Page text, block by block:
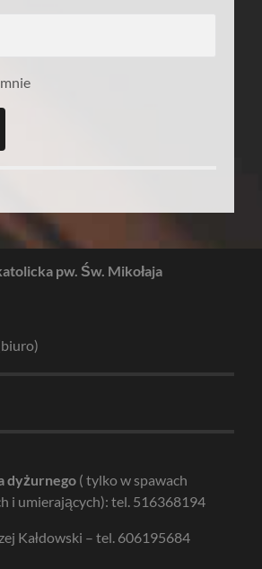
pw. Św. Mikołaja
dyżurnego ( tylko w spawach
i umierających): tel. 516368194
Kałdowski – tel. 606195684